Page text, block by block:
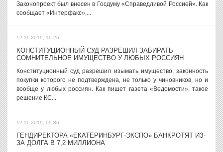
Законопроект был внесен в Госдуму «Справедливой Россией». Как
сообщает «Интерфакс»,...
12.11.2019, 10:26
КОНСТИТУЦИОННЫЙ СУД РАЗРЕШИЛ ЗАБИРАТЬ
СОМНИТЕЛЬНОЕ ИМУЩЕСТВО У ЛЮБЫХ РОССИЯН
Конституционный суд разрешил изымать имущество, законность
покупки которого не подтверждена, не только у чиновников, но и
вообще у любых россиян. Как пишет газета «Ведомости», такое
решение КС...
12.11.2019, 09:36
ГЕНДИРЕКТОРА «ЕКАТЕРИНБУРГ-ЭКСПО» БАНКРОТЯТ ИЗ-
ЗА ДОЛГА В 7,2 МИЛЛИОНА